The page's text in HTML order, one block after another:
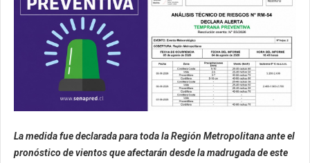
La medida fue declarada para toda la Región Metropolitana ante el
pronóstico de vientos que afectarán desde la madrugada de este